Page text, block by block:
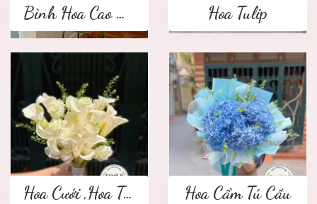
Bình Hoa Cao Cấp Hoa Tulip
Hoa Cưới ,Hoa Tay Cầm Cô Dâu Hoa Cẩm Tú Cầu